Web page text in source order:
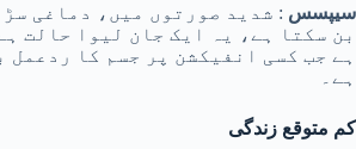
سیپسس : شدید صورتوں میں، دماغی
بن سکتا ہے، یہ ایک جان لیوا حالت
ہے جب کسی انفیکشن پر جسم کا ردعمل
ہے۔
کم متوقع زندگی